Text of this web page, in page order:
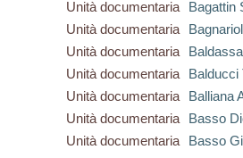
Unità documentaria
Bagattin
Unità documentaria
Unità documentaria
Unità documentaria
Balducci
Unità documentaria
Balliana
Unità documentaria
Basso
Unità documentaria
Basso